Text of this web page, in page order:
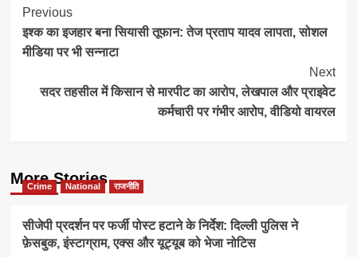
Post
Navigation
Previous
इश्क का इजहार बना सियासी तूफान: तेज प्रताप यादव लापता, सोशल
मीडिया पर भी सन्नाटा
Next
सदर तहसील में किसान से मारपीट का आरोप, लेखपाल और प्राइवेट
कर्मचारी पर गंभीर आरोप, वीडियो वायरल
More Stories
Crime National राजनीति
सीजेपी प्रदर्शन पर फर्जी पोस्ट हटाने के निर्देश: दिल्ली पुलिस ने
फ़ेसबुक, इंस्टाग्राम, एक्स और यूट्यूब को भेजा नोटिस